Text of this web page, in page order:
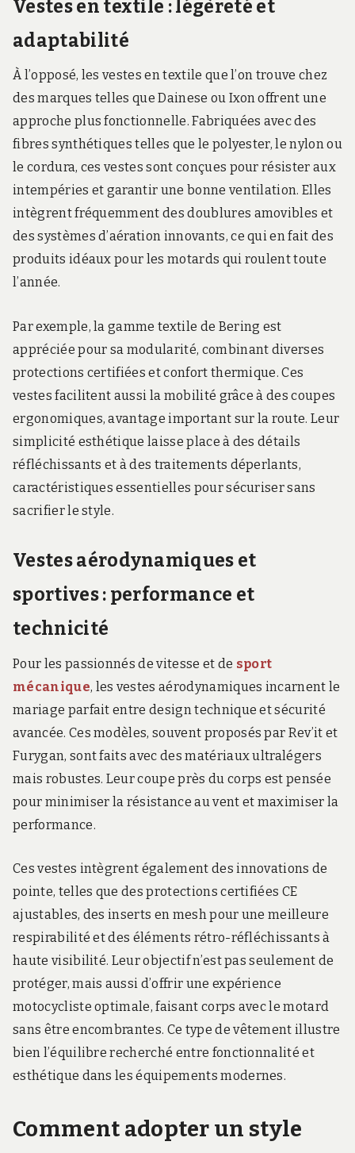
Vestes en textile : légèreté et
adaptabilité
À l’opposé, les vestes en textile que l’on trouve chez
des marques telles que Dainese ou Ixon offrent une
approche plus fonctionnelle. Fabriquées avec des
fibres synthétiques telles que le polyester, le nylon ou
le cordura, ces vestes sont conçues pour résister aux
intempéries et garantir une bonne ventilation. Elles
intègrent fréquemment des doublures amovibles et
des systèmes d’aération innovants, ce qui en fait des
produits idéaux pour les motards qui roulent toute
l’année.
Par exemple, la gamme textile de Bering est
appréciée pour sa modularité, combinant diverses
protections certifiées et confort thermique. Ces
vestes facilitent aussi la mobilité grâce à des coupes
ergonomiques, avantage important sur la route. Leur
simplicité esthétique laisse place à des détails
réfléchissants et à des traitements déperlants,
caractéristiques essentielles pour sécuriser sans
sacrifier le style.
Vestes aérodynamiques et
sportives : performance et
technicité
Pour les passionnés de vitesse et de sport
mécanique, les vestes aérodynamiques incarnent le
mariage parfait entre design technique et sécurité
avancée. Ces modèles, souvent proposés par Rev’it et
Furygan, sont faits avec des matériaux ultralégers
mais robustes. Leur coupe près du corps est pensée
pour minimiser la résistance au vent et maximiser la
performance.
Ces vestes intègrent également des innovations de
pointe, telles que des protections certifiées CE
ajustables, des inserts en mesh pour une meilleure
respirabilité et des éléments rétro-réfléchissants à
haute visibilité. Leur objectif n’est pas seulement de
protéger, mais aussi d’offrir une expérience
motocycliste optimale, faisant corps avec le motard
sans être encombrantes. Ce type de vêtement illustre
bien l’équilibre recherché entre fonctionnalité et
esthétique dans les équipements modernes.
Comment adopter un style